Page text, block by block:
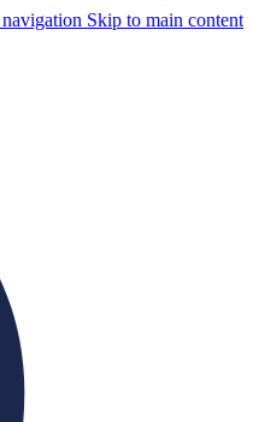
Skip to main content